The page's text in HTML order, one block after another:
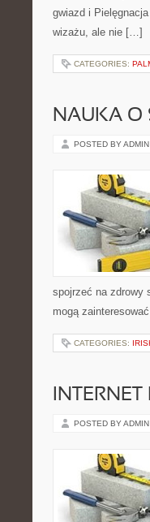
gwiazd i
wizażu, ale nie […]
CATEGORIES:
NAUKA O
POSTED BY ADMIN
spojrzeć na zdrowy
mogą
CATEGORIES:
POSTED BY ADMIN